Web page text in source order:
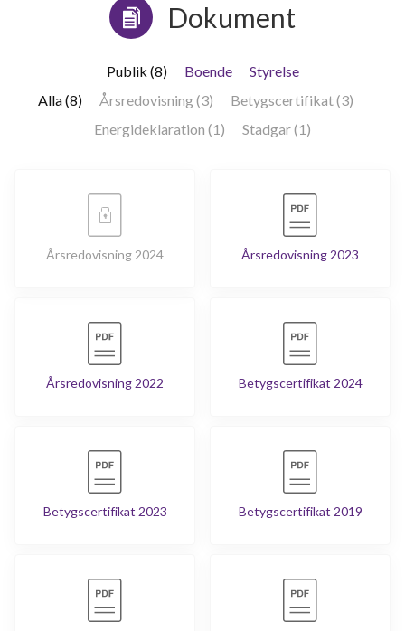
Dokument
Publik (8) Boende
Styrelse
Alla (8)
Årsredovisning (3)
Betygscertifikat (3)
Energideklaration (1)
Stadgar (1)
Årsredovisning 2024 Årsredovisning 2023
Årsredovisning 2022 Betygscertifikat 2024
Betygscertifikat 2023 Betygscertifikat 2019